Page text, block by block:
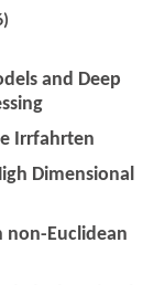
and Deep
Irrfahrten
Dimensional
non-Euclidean